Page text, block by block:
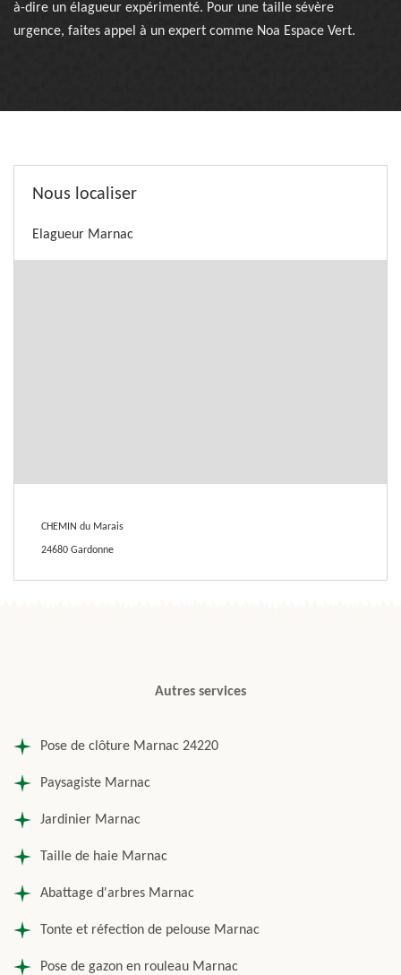
à-dire un élagueur expérimenté. Pour une taille sévère
urgence, faites appel à un expert comme Noa Espace Vert.
Nous localiser
Elagueur Marnac
CHEMIN du Marais
24680 Gardonne
Autres services
Pose de clôture Marnac 24220
Paysagiste Marnac
Jardinier Marnac
Taille de haie Marnac
Abattage d'arbres Marnac
Tonte et réfection de pelouse Marnac
Pose de gazon en rouleau Marnac